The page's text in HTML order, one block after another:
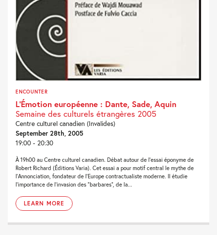
ENCOUNTER
L’Émotion européenne : Dante, Sade, Aquin
Semaine des culturels étrangères 2005
Centre culturel canadien (Invalides)
September 28th, 2005
19:00 - 20:30
À 19h00 au Centre culturel canadien. Débat autour de l’essai éponyme de
Robert Richard (Éditions Varia). Cet essai a pour motif central le mythe de
l’Annonciation, fondateur de l’Europe contractualiste moderne. Il étudie
l’importance de l’invasion des “barbares”, de la...
LEARN MORE